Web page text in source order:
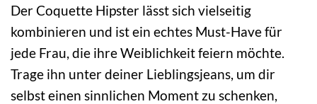
Der Coquette Hipster lässt sich vielseitig
kombinieren und ist ein echtes Must-Have für
jede Frau, die ihre Weiblichkeit feiern möchte.
Trage ihn unter deiner Lieblingsjeans, um dir
selbst einen sinnlichen Moment zu schenken,